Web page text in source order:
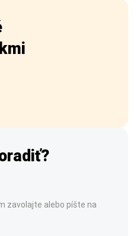
zavolajte alebo píšte na